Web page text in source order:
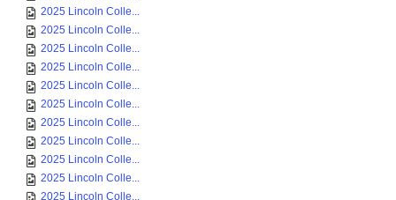
2025 Lincoln Colle...
2025 Lincoln Colle...
2025 Lincoln Colle...
2025 Lincoln Colle...
2025 Lincoln Colle...
2025 Lincoln Colle...
2025 Lincoln Colle...
2025 Lincoln Colle...
2025 Lincoln Colle...
2025 Lincoln Colle...
2025 Lincoln Colle...